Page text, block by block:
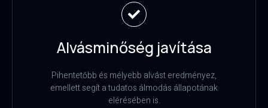
Alvásminőség javítása
Pihentetőbb és mélyebb alvást eredményez,
emellett segít a tudatos álmodás állapotának
elérésében is.